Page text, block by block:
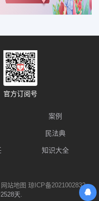
官方订阅号
案例
民法典
知识大全
网站地图 琼ICP备2021002832
天.